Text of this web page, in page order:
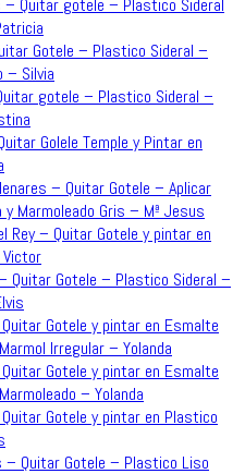
– Quitar gotele – Plastico Sideral
Gotele – Plastico Sideral –
– Silvia
gotele – Plastico Sideral –
Golele Temple y Pintar en
– Quitar Gotele – Aplicar
Marmoleado Gris – Mª Jesus
Rey – Quitar Gotele y pintar en
Quitar Gotele – Plastico Sideral –
Gotele y pintar en Esmalte
Irregular – Yolanda
Gotele y pintar en Esmalte
– Yolanda
Gotele y pintar en Plastico
– Quitar Gotele – Plastico Liso